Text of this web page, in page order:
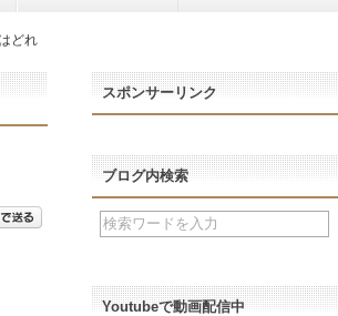
どれ
スポンサーリンク
ブログ内検索
Youtubeで動画配信中